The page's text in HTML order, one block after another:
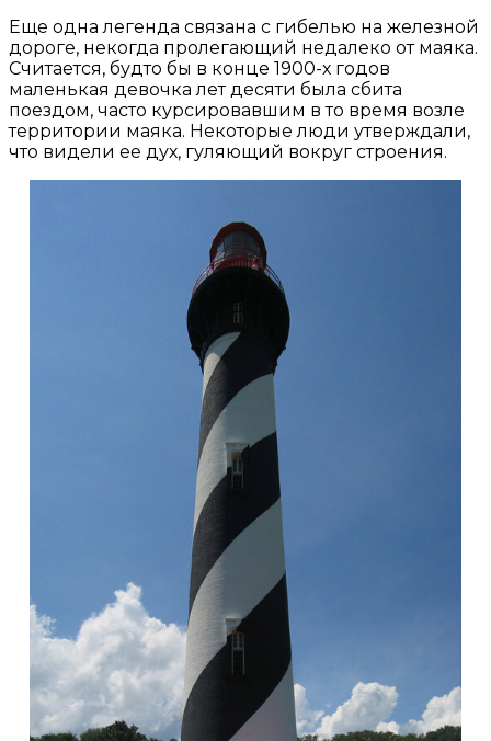
Еще одна легенда связана с гибелью на железной
дороге, некогда пролегающий недалеко от маяка.
Считается, будто бы в конце 1900-х годов
маленькая девочка лет десяти была сбита
поездом, часто курсировавшим в то время возле
территории маяка. Некоторые люди утверждали,
что видели ее дух, гуляющий вокруг строения.